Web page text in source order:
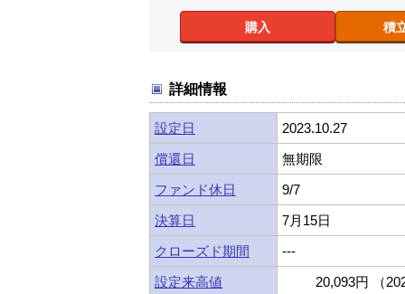
購入 積
詳細情報
設定日
2023.10.27
償還日
無期限
ファンド休日
9/7
決算日
7月15日
クローズド期間
---
設定来高値
20,093円 （